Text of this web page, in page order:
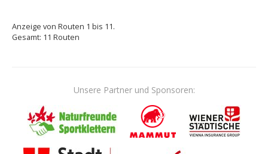
Anzeige von Routen 1 bis 11.
Gesamt: 11 Routen
Unsere Partner und Sponsoren: